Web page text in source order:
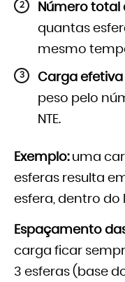
Número total
quantas
mesmo
Carga efetiva
peso pelo
NTE.
Exemplo:uma
esferas resulta em
esfera, dentro do
Espaçamento
carga ficar
3 esferas (base